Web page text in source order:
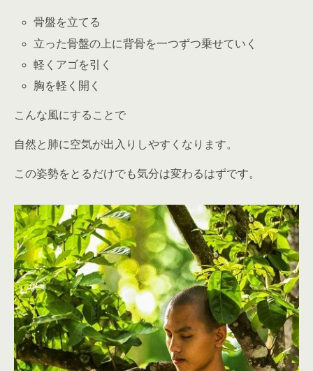
骨盤を立てる
立った骨盤の上に背骨を一つずつ乗せていく
軽くアゴを引く
胸を軽く開く
こんな風にすることで
自然と肺に空気が出入りしやすくなります。
この姿勢をとるだけでも気分は変わるはずです。